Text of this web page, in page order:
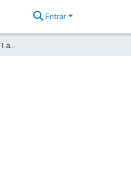
Entrar
Para o Tenente Coronel Lazaro Jozé Glz'.